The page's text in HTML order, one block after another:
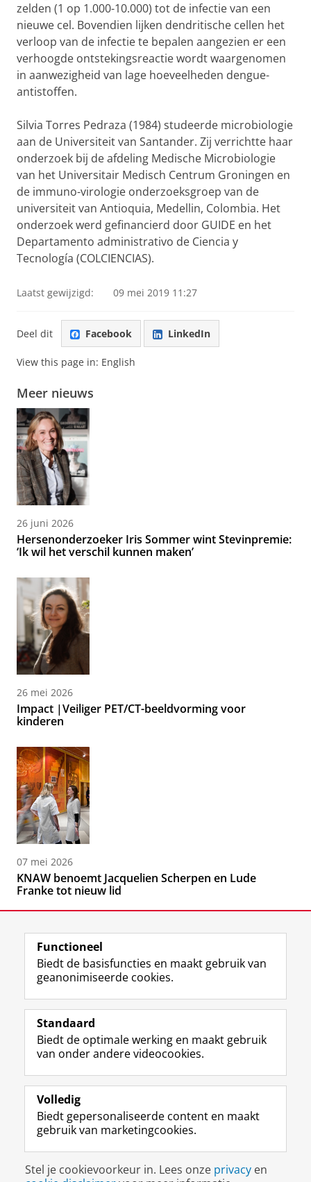
zelden (1 op 1.000-10.000) tot de infectie van een
nieuwe cel. Bovendien lijken dendritische cellen het
verloop van de infectie te bepalen aangezien er een
verhoogde ontstekingsreactie wordt waargenomen
in aanwezigheid van lage hoeveelheden dengue-
antistoffen.
Silvia Torres Pedraza (1984) studeerde microbiologie
aan de Universiteit van Santander. Zij verrichtte haar
onderzoek bij de afdeling Medische Microbiologie
van het Universitair Medisch Centrum Groningen en
de immuno-virologie onderzoeksgroep van de
universiteit van Antioquia, Medellin, Colombia. Het
onderzoek werd gefinancierd door GUIDE en het
Departamento administrativo de Ciencia y
Tecnología (COLCIENCIAS).
Laatst gewijzigd: 09 mei 2019 11:27
Deel dit Facebook LinkedIn
View this page in: English
Meer nieuws
26 juni 2026
Hersenonderzoeker Iris Sommer wint Stevinpremie:
‘Ik wil het verschil kunnen maken’
26 mei 2026
Impact |Veiliger PET/CT-beeldvorming voor
kinderen
07 mei 2026
KNAW benoemt Jacquelien Scherpen en Lude
Franke tot nieuw lid
Volg de RUG
F
a
e
b
o
p
a
i
n
L
i
k
e
I
-
p
g
i
R
S
-
f
e
R
k
s
I
n
t
r
m
c
c
Y
o
T
e
k
a
a
Studiekiezers
Alumni
Over ons
Disclaimer & Copyright
Inloggen
Functioneel
Biedt de basisfuncties en maakt gebruik van
geanonimiseerde cookies.
Standaard
Biedt de optimale werking en maakt gebruik
van onder andere videocookies.
Volledig
Biedt gepersonaliseerde content en maakt
gebruik van marketingcookies.
Stel je cookievoorkeur in. Lees onze privacy en